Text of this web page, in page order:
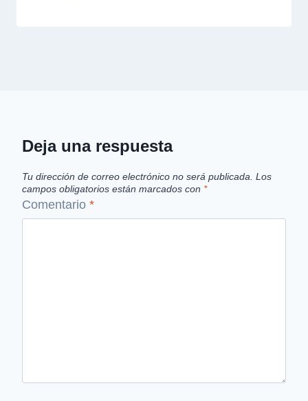
Deja una respuesta
Tu dirección de correo electrónico no será publicada. Los
campos obligatorios están marcados con *
Comentario *